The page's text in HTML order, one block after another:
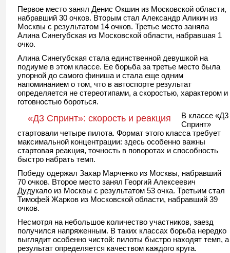
Первое место занял Денис Окшин из Московской области,
набравший 30 очков. Вторым стал Александр Аликин из
Москвы с результатом 14 очков. Третье место заняла
Алина Синегубская из Московской области, набравшая 1
очко.
Алина Синегубская стала единственной девушкой на
подиуме в этом классе. Ее борьба за третье место была
упорной до самого финиша и стала еще одним
напоминанием о том, что в автоспорте результат
определяется не стереотипами, а скоростью, характером и
готовностью бороться.
«Д3 Спринт»: скорость и реакция
В классе «Д3
Спринт»
стартовали четыре пилота. Формат этого класса требует
максимальной концентрации: здесь особенно важны
стартовая реакция, точность в поворотах и способность
быстро набрать темп.
Победу одержал Захар Марченко из Москвы, набравший
70 очков. Второе место занял Георгий Алексеевич
Дудукало из Москвы с результатом 53 очка. Третьим стал
Тимофей Жарков из Московской области, набравший 39
очков.
Несмотря на небольшое количество участников, заезд
получился напряженным. В таких классах борьба нередко
выглядит особенно чистой: пилоты быстро находят темп, а
результат определяется качеством каждого круга.